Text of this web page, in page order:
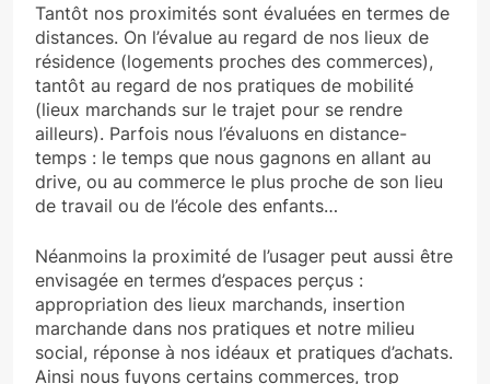
Tantôt nos proximités sont évaluées en termes de
distances. On l’évalue au regard de nos lieux de
résidence (logements proches des commerces),
tantôt au regard de nos pratiques de mobilité
(lieux marchands sur le trajet pour se rendre
ailleurs). Parfois nous l’évaluons en distance-
temps : le temps que nous gagnons en allant au
drive, ou au commerce le plus proche de son lieu
de travail ou de l’école des enfants…
Néanmoins la proximité de l’usager peut aussi être
envisagée en termes d’espaces perçus :
appropriation des lieux marchands, insertion
marchande dans nos pratiques et notre milieu
social, réponse à nos idéaux et pratiques d’achats.
Ainsi nous fuyons certains commerces, trop